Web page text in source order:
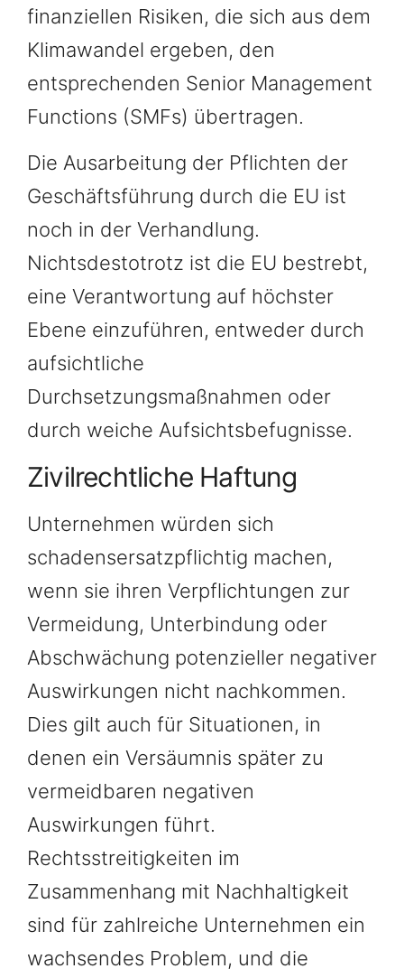
finanziellen Risiken, die sich aus dem
Klimawandel ergeben, den
entsprechenden Senior Management
Functions (SMFs) übertragen.
Die Ausarbeitung der Pflichten der
Geschäftsführung durch die EU ist
noch in der Verhandlung.
Nichtsdestotrotz ist die EU bestrebt,
eine Verantwortung auf höchster
Ebene einzuführen, entweder durch
aufsichtliche
Durchsetzungsmaßnahmen oder
durch weiche Aufsichtsbefugnisse.
Zivilrechtliche Haftung
Unternehmen würden sich
schadensersatzpflichtig machen,
wenn sie ihren Verpflichtungen zur
Vermeidung, Unterbindung oder
Abschwächung potenzieller negativer
Auswirkungen nicht nachkommen.
Dies gilt auch für Situationen, in
denen ein Versäumnis später zu
vermeidbaren negativen
Auswirkungen führt.
Rechtsstreitigkeiten im
Zusammenhang mit Nachhaltigkeit
sind für zahlreiche Unternehmen ein
wachsendes Problem, und die